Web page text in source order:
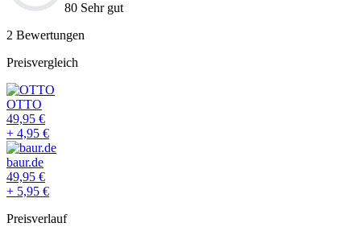
80 Sehr gut
2 Bewertungen
Preisvergleich
OTTO
49,95 €
+ 4,95 €
baur.de
49,95 €
+ 5,95 €
Preisverlauf